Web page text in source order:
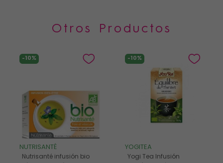
Otros Productos
-10%
NUTRISANTÉ
Nutrisanté infusión bio
-10%
YOGITEA
Yogi Tea Infusión